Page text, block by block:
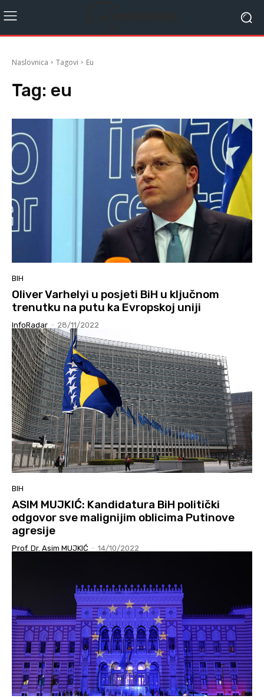
Naslovnica Tagovi Eu
Tag: eu
BIH
Oliver Varhelyi u posjeti BiH u ključnom
trenutku na putu ka Evropskoj uniji
InfoRadar - 28/11/2022
BIH
ASIM MUJKIĆ: Kandidatura BiH politički
odgovor sve malignijim oblicima Putinove
agresije
Prof. Dr. Asim MUJKIĆ - 14/10/2022